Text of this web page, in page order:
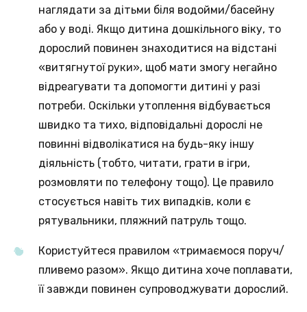
наглядати за дітьми біля водойми/басейну
або у воді. Якщо дитина дошкільного віку, то
дорослий повинен знаходитися на відстані
«витягнутої руки», щоб мати змогу негайно
відреагувати та допомогти дитині у разі
потреби. Оскільки утоплення відбувається
швидко та тихо, відповідальні дорослі не
повинні відволікатися на будь-яку іншу
діяльність (тобто, читати, грати в ігри,
розмовляти по телефону тощо). Це правило
стосується навіть тих випадків, коли є
рятувальники, пляжний патруль тощо.
Користуйтеся правилом «тримаємося поруч/
пливемо разом». Якщо дитина хоче поплавати,
її завжди повинен супроводжувати дорослий.